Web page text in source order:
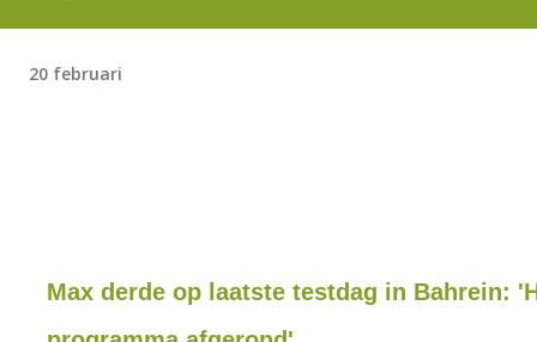
20 februari
Max derde op laatste testdag in Bahrein: